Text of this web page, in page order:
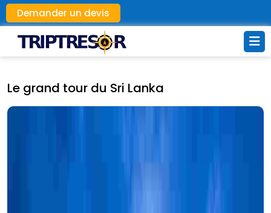
Demander un devis
Le grand tour du Sri Lanka